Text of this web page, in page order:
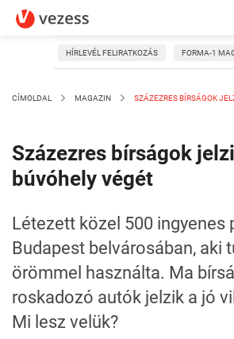
HÍRLEVÉL FELIRATKOZÁS FORMA-1
CÍMOLDAL MAGAZIN SZÁZEZRES BÍRSÁGOK
Százezres bírságok
búvóhely végét
Létezett közel 500 ingyenes
Budapest belvárosában, aki
örömmel használta. Ma
roskadozó autók jelzik a jó
Mi lesz velük?